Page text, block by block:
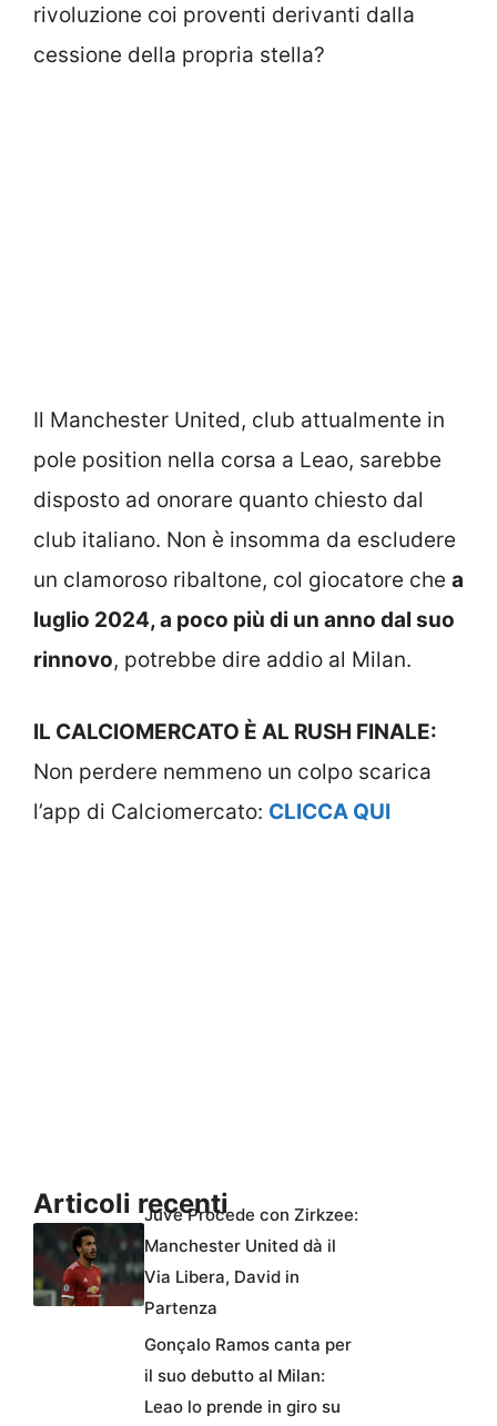
rivoluzione coi proventi derivanti dalla
cessione della propria stella?
Il Manchester United, club attualmente in
pole position nella corsa a Leao, sarebbe
disposto ad onorare quanto chiesto dal
club italiano. Non è insomma da escludere
un clamoroso ribaltone, col giocatore che a
luglio 2024, a poco più di un anno dal suo
rinnovo, potrebbe dire addio al Milan.
IL CALCIOMERCATO È AL RUSH FINALE:
Non perdere nemmeno un colpo scarica
l’app di Calciomercato: CLICCA QUI
Articoli recentiJuve Procede con Zirkzee:
Manchester United dà il
Via Libera, David in
Partenza
Gonçalo Ramos canta per
il suo debutto al Milan:
Leao lo prende in giro su